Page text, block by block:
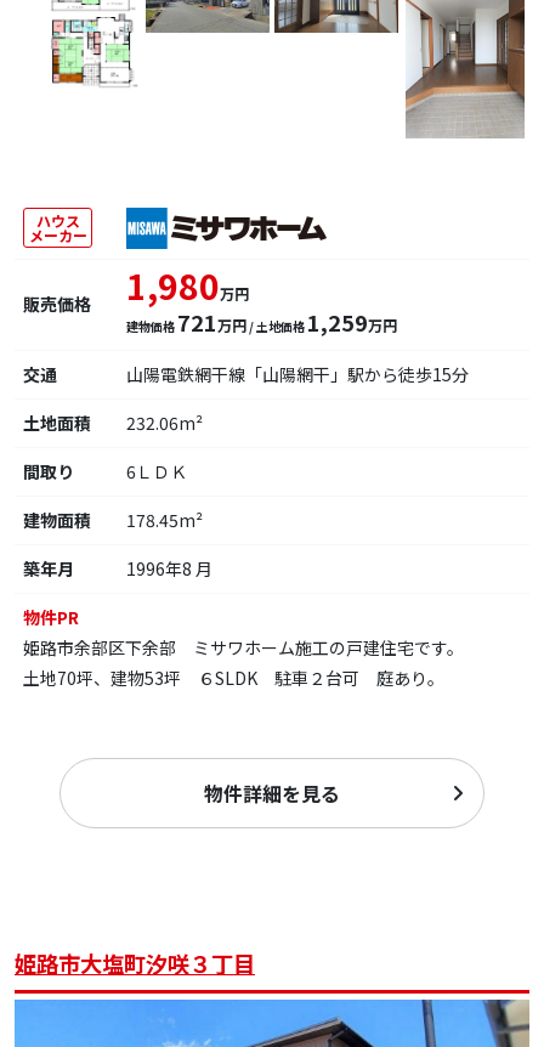
ハウス
メーカー
販売価格 1,980万円
建物価格 721万円 / 土地価格 1,259万円
交通
山陽電鉄網干線「山陽網干」駅から徒歩15分
土地面積
232.06m²
間取り
6ＬＤＫ
建物面積
178.45m²
築年月
1996年8 月
物件PR
姫路市余部区下余部 ミサワホーム施工の戸建住宅です。
土地70坪、建物53坪 ６SLDK 駐車２台可 庭あり。
物件詳細を見る
姫路市大塩町汐咲３丁目